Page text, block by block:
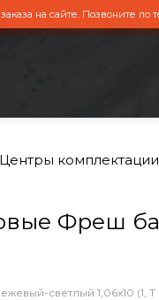
на сайте. Позвоните по
Центры комплектации
Фреш
светлый 1,06х10 (1, Т